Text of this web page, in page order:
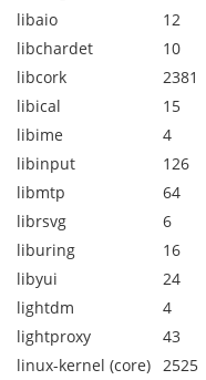
libaio
12
libchardet
10
libcork
2381
libical
15
libime
4
libinput
126
libmtp
64
librsvg
6
liburing
16
libyui
24
lightdm
4
lightproxy
43
linux-kernel (core) 2525